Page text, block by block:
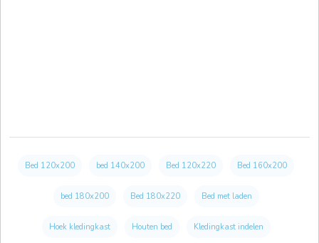
Bed 120x200 bed 140x200 Bed 120x220 Bed 160x200
bed 180x200 Bed 180x220 Bed met laden
Hoek kledingkast Houten bed Kledingkast indelen